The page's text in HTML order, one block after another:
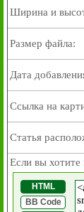
Ширина и
Размер файла:
Дата
Ссылка на
Статья
Если вы хотите
HTML
BB Code